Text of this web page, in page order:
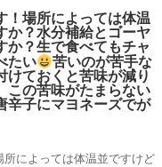
！場所によっては体温
か？水分補給とゴーヤ
か？生で食べてもチャ
たい
苦いのが苦手な
けておくと苦味が減り
この苦味がたまらない
辛子にマヨネーズでが
によっては体温並ですけど